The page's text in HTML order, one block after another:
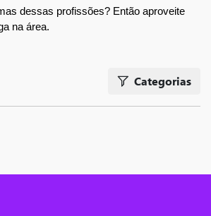
dessas profissões? Então aproveite
na área.
Categorias